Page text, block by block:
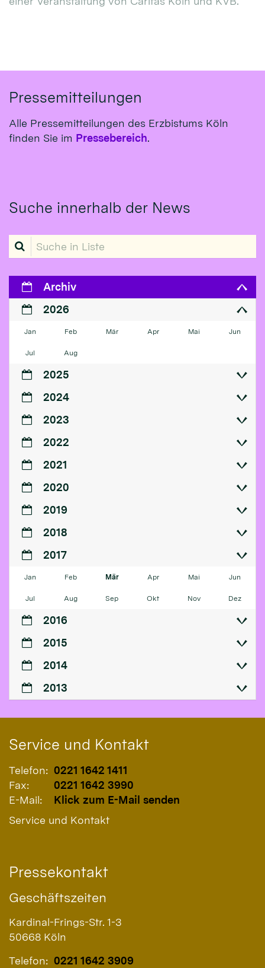
Pressemitteilungen
Alle Pressemitteilungen des Erzbistums Köln
finden Sie im Pressebereich.
Suche innerhalb der News
Suche in Liste
Archiv
2026
Jan Feb Mär Apr Mai Jun
Jul Aug
2025
2024
2023
2022
2021
2020
2019
2018
2017
Jan Feb Mär Apr Mai Jun
Jul Aug Sep Okt Nov Dez
2016
2015
2014
2013
Service und Kontakt
Telefon: 0221 1642 1411
Fax:
0221 1642 3990
E-Mail:
Klick zum E-Mail senden
Service und Kontakt
Pressekontakt
Geschäftszeiten
Kardinal-Frings-Str. 1-3
50668 Köln
Telefon: 0221 1642 3909